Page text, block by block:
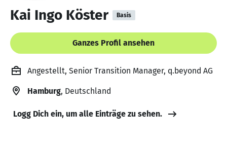
Kai Ingo Köster Basis
Ganzes Profil ansehen
Angestellt, Senior Transition Manager, q.beyond AG
Hamburg, Deutschland
Logg Dich ein, um alle Einträge zu sehen.